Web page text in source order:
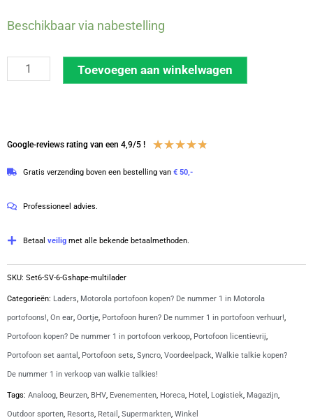
Beschikbaar via nabestelling
Set
6
Syncro
vergunningsvrije
portofoons
G-
en
lader
|
Toevoegen aan winkelwagen
Google-reviews rating van een 4,9/5 ! ★★★★★
Gratis verzending boven een bestelling van € 50,-
Professioneel advies.
Betaal veilig met alle bekende betaalmethoden.
SKU: Set6-SV-6-Gshape-multilader
Categorieën: Laders, Motorola portofoon kopen? De nummer 1 in Motorola
portofoons!, On ear, Oortje, Portofoon huren? De nummer 1 in portofoon verhuur!,
Portofoon kopen? De nummer 1 in portofoon verkoop, Portofoon licentievrij,
Portofoon set aantal , Portofoon sets, Syncro, Voordeelpack, Walkie talkie kopen?
De nummer 1 in verkoop van walkie talkies!
Tags: Analoog, Beurzen, BHV, Evenementen, Horeca, Hotel , Logistiek, Magazijn,
Outdoor sporten, Resorts, Retail , Supermarkten, Winkel